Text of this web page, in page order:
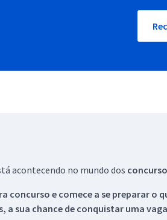
acontecendo no mundo dos
concurso e comece a se preparar o
a sua chance de conquistar uma